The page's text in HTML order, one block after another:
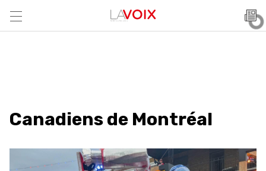
Canadiens de Montréal